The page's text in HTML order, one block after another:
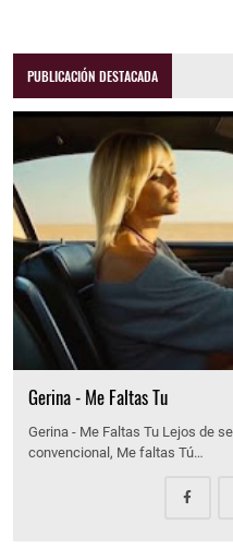
PUBLICACIÓN DESTACADA
Gerina - Me Faltas Tu
Gerina - Me Faltas Tu Lejos de
convencional, Me faltas Tú…